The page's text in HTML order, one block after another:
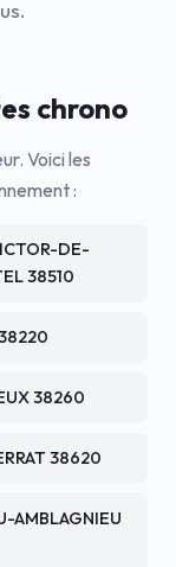
chrono
Voici les
:
DE-
38510
38260
38620
AMBLAGNIEU